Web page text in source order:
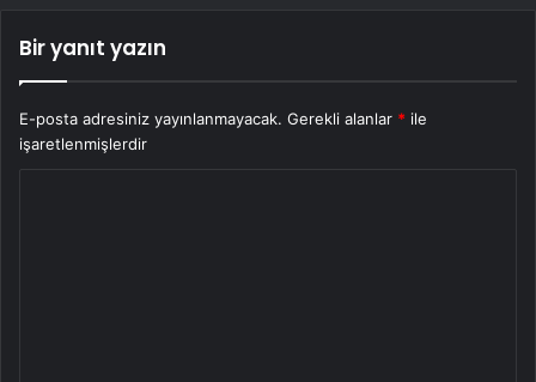
Bir yanıt yazın
E-posta adresiniz yayınlanmayacak. Gerekli alanlar * ile
işaretlenmişlerdir